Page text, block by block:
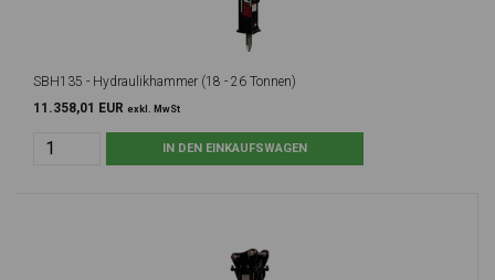
SBH135 - Hydraulikhammer (18 - 26 Tonnen)
11.358,01 EUR exkl. MwSt